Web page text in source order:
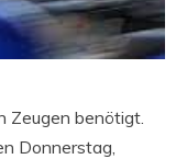
Zeugen benötigt.
Donnerstag,